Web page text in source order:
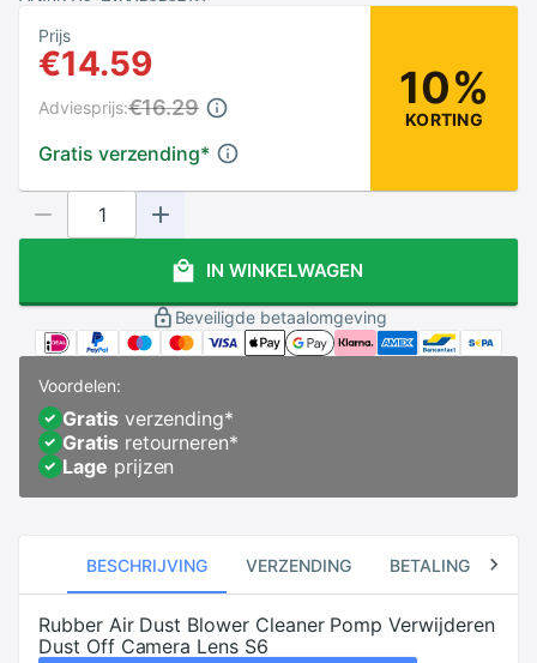
Prijs
€14.59
Gratis verzending*
Adviesprijs:€16.29 10%
KORTING
IN WINKELWAGEN
Beveiligde betaalomgeving
Voordelen:
Gratisverzending*
Gratisretourneren*
Lage prijzen
BESCHRIJVING VERZENDING BETALING
Rubber Air Dust Blower Cleaner Pomp Verwijderen
Dust Off Camera Lens S6